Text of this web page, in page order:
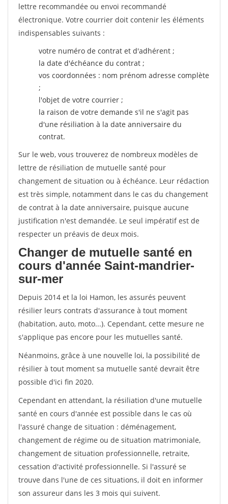
lettre recommandée ou envoi recommandé
électronique. Votre courrier doit contenir les éléments
indispensables suivants :
votre numéro de contrat et d'adhérent ;
la date d'échéance du contrat ;
vos coordonnées : nom prénom adresse complète
;
l'objet de votre courrier ;
la raison de votre demande s'il ne s'agit pas
d'une résiliation à la date anniversaire du
contrat.
Sur le web, vous trouverez de nombreux modèles de
lettre de résiliation de mutuelle santé pour
changement de situation ou à échéance. Leur rédaction
est très simple, notamment dans le cas du changement
de contrat à la date anniversaire, puisque aucune
justification n'est demandée. Le seul impératif est de
respecter un préavis de deux mois.
Changer de mutuelle santé en
cours d'année Saint-mandrier-
sur-mer
Depuis 2014 et la loi Hamon, les assurés peuvent
résilier leurs contrats d'assurance à tout moment
(habitation, auto, moto...). Cependant, cette mesure ne
s'applique pas encore pour les mutuelles santé.
Néanmoins, grâce à une nouvelle loi, la possibilité de
résilier à tout moment sa mutuelle santé devrait être
possible d'ici fin 2020.
Cependant en attendant, la résiliation d'une mutuelle
santé en cours d'année est possible dans le cas où
l'assuré change de situation : déménagement,
changement de régime ou de situation matrimoniale,
changement de situation professionnelle, retraite,
cessation d'activité professionnelle. Si l'assuré se
trouve dans l'une de ces situations, il doit en informer
son assureur dans les 3 mois qui suivent.